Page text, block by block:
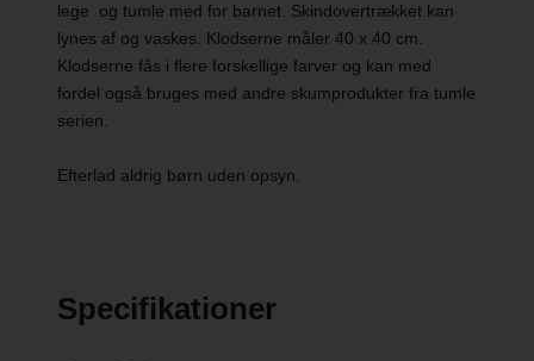
lege og tumle med for barnet. Skindovertrækket kan
lynes af og vaskes. Klodserne måler 40 x 40 cm.
Klodserne fås i flere forskellige farver og kan med
fordel også bruges med andre skumprodukter fra tumle
serien.
Efterlad aldrig børn uden opsyn.
Specifikationer